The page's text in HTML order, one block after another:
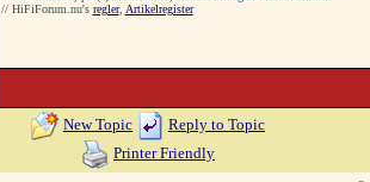
// HiFiForum.nu's regler, Artikelregister
New Topic
Reply to Topic
Printer Friendly